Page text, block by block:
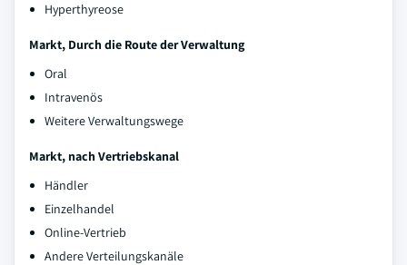
Hyperthyreose
Markt, Durch die Route der Verwaltung
Oral
Intravenös
Weitere Verwaltungswege
Markt, nach Vertriebskanal
Händler
Einzelhandel
Online-Vertrieb
Andere Verteilungskanäle